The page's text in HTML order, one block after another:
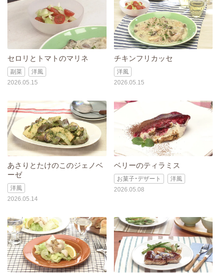
セロリとトマトのマリネ
副菜
洋風
2026.05.15
チキンフリカッセ
洋風
2026.05.15
あさりとたけのこのジェノベ
ーゼ
洋風
2026.05.14
ベリーのティラミス
お菓子・デザート
洋風
2026.05.08